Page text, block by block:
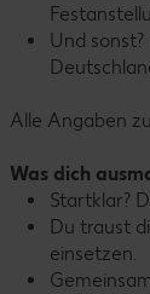
Und
Alle Angaben
Was dich
Startklar?
Du traust
einsetzen.